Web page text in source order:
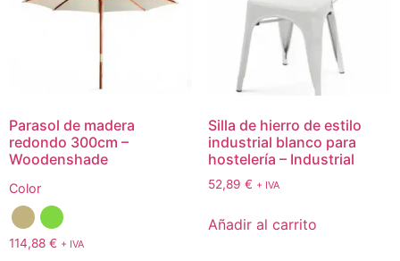
Parasol de madera
redondo 300cm –
Woodenshade
Color
114,88 € + IVA
Silla de hierro de estilo
industrial blanco para
hostelería – Industrial
52,89 € + IVA
Añadir al carrito